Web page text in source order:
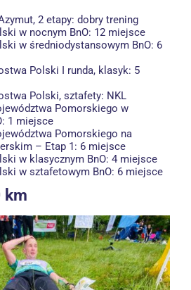
2 etapy: dobry trening
w nocnym BnO: 12 miejsce
w średniodystansowym BnO: 6
Polski I runda, klasyk: 5
Polski, sztafety: NKL
Pomorskiego w
1 miejsce
Pomorskiego na
– Etap 1: 6 miejsce
w klasycznym BnO: 4 miejsce
w sztafetowym BnO: 6 miejsce
km